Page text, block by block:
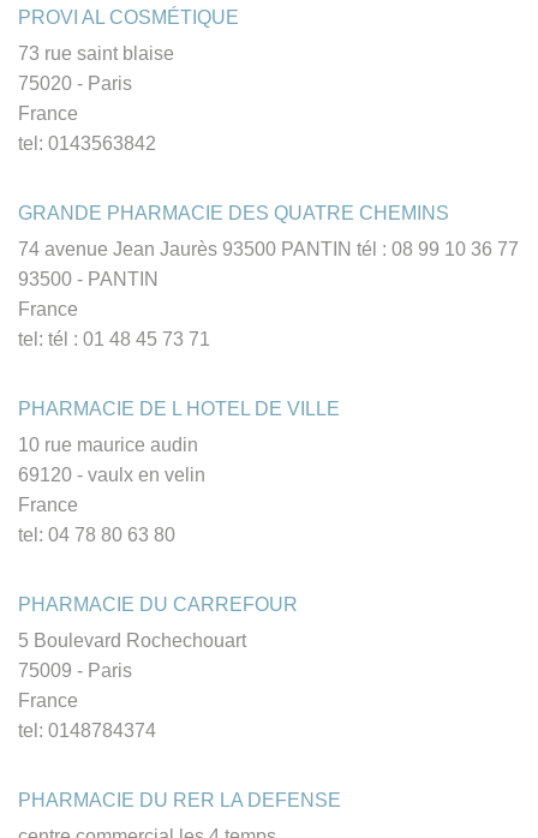
PROVI AL COSMÉTIQUE
73 rue saint blaise
75020 - Paris
France
tel: 0143563842
GRANDE PHARMACIE DES QUATRE CHEMINS
74 avenue Jean Jaurès 93500 PANTIN tél : 08 99 10 36 77
93500 - PANTIN
France
tel: tél : 01 48 45 73 71
PHARMACIE DE L HOTEL DE VILLE
10 rue maurice audin
69120 - vaulx en velin
France
tel: 04 78 80 63 80
PHARMACIE DU CARREFOUR
5 Boulevard Rochechouart
75009 - Paris
France
tel: 0148784374
PHARMACIE DU RER LA DEFENSE